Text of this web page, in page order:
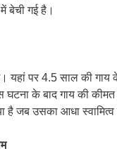
बेची गई है।
पर 4.5 साल की गाय
घटना के बाद गाय की
है जब उसका आधा